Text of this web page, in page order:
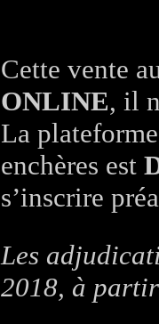
Cette vente
ONLINE, il
La
enchères est
s’inscrire
Les
2018, à